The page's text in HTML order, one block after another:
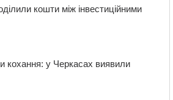
кошти між інвестиційними
кохання: у Черкасах виявили